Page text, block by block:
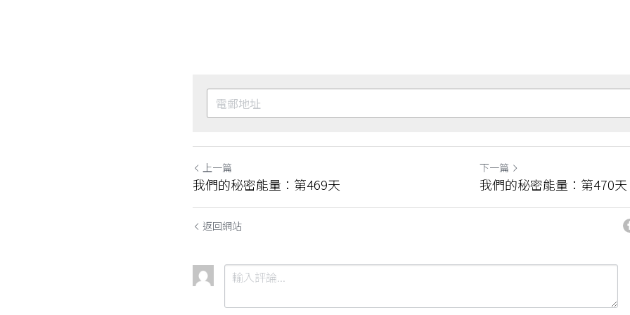
上一篇
我們的秘密能量：第469天
下一篇
我們的秘密能量：第470天
返回網站